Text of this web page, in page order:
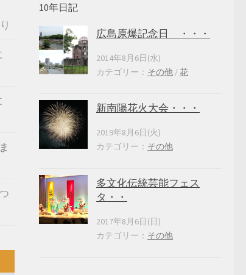
10年日記
広島原爆記念日 ・・・
2014年8月6日(水)
カテゴリー： その他 /花
新南陽花火大会・・・
2019年8月6日(火)
カテゴリー： その他
多文化伝統芸能フェス
タ・・
2017年8月6日(日)
カテゴリー： その他
ま
つ